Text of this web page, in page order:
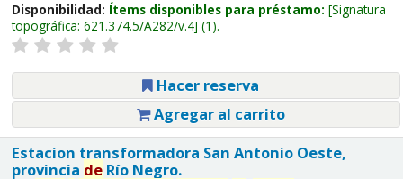
Disponibilidad: Ítems disponibles para préstamo: Signatura
topográfica: 621.374.5/A282/v.4 (1).
Hacer reserva
Agregar al carrito
Estacion transformadora San Antonio Oeste,
provincia deRío Negro.